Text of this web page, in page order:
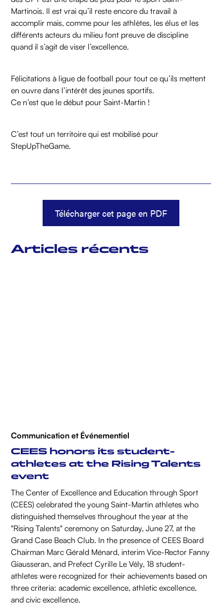
Martinois. Il est vrai qu’il reste encore du travail à
accomplir mais, comme pour les athlètes, les élus et les
différents acteurs du milieu font preuve de discipline
quand il s’agit de viser l’excellence.
Félicitations à ligue de football pour tout ce qu’ils mettent
en ouvre dans l’intérêt des jeunes sportifs.
Ce n’est que le début pour Saint-Martin !
C’est tout un territoire qui est mobilisé pour
StepUpTheGame.
Télécharger cet page en PDF
Articles récents
Communication et Événementiel
CEES honors its student-
athletes at the Rising Talents
event
The Center of Excellence and Education through Sport
(CEES) celebrated the young Saint-Martin athletes who
distinguished themselves throughout the year at the
"Rising Talents" ceremony on Saturday, June 27, at the
Grand Case Beach Club. In the presence of CEES Board
Chairman Marc Gérald Ménard, interim Vice-Rector Fanny
Giausseran, and Prefect Cyrille Le Vély, 18 student-
athletes were recognized for their achievements based on
three criteria: academic excellence, athletic excellence,
and civic excellence.